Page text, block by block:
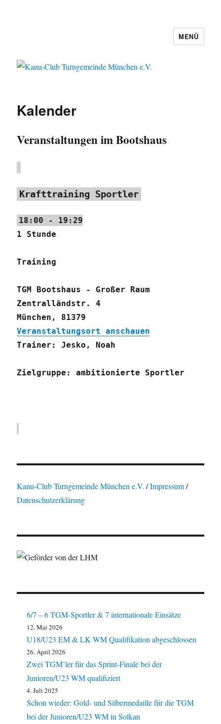
Kanu-Club Turngemeinde München
e.V.
MENÜ
Kalender
Veranstaltungen im Bootshaus
Krafttraining Sportler
18:00 - 19:29
1 Stunde
Training
TGM Bootshaus - Großer Raum
Zentralländstr. 4
München , 81379
Veranstaltungsort anschauen
Trainer: Jesko, Noah
Zielgruppe: ambitionierte Sportler
Kanu-Club Turngemeinde München e.V. /Impressum/
Datenschutzerklärung
6/7 – 6 TGM-Sportler & 7 internationale Einsätze
12. Mai 2026
U18/U23 EM & LK WM Qualifikation abgeschlossen
26. April 2026
Zwei TGM’ler für das Sprint-Finale bei der
Junioren/U23 WM qualifiziert
4. Juli 2025
Schon wieder: Gold- und Silbermedaille für die TGM
bei der Junioren/U23 WM in Solkan